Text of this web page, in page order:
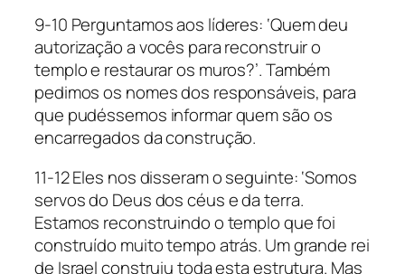
9-10 Perguntamos aos líderes: ‘Quem deu
autorização a vocês para reconstruir o
templo e restaurar os muros?’. Também
pedimos os nomes dos responsáveis, para
que pudéssemos informar quem são os
encarregados da construção.
11-12 Eles nos disseram o seguinte: ‘Somos
servos do Deus dos céus e da terra.
Estamos reconstruindo o templo que foi
construído muito tempo atrás. Um grande rei
de Israel construiu toda esta estrutura. Mas